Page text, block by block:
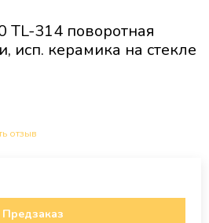
TL-314 поворотная
исп. керамика на стекле
отзыв
Предзаказ